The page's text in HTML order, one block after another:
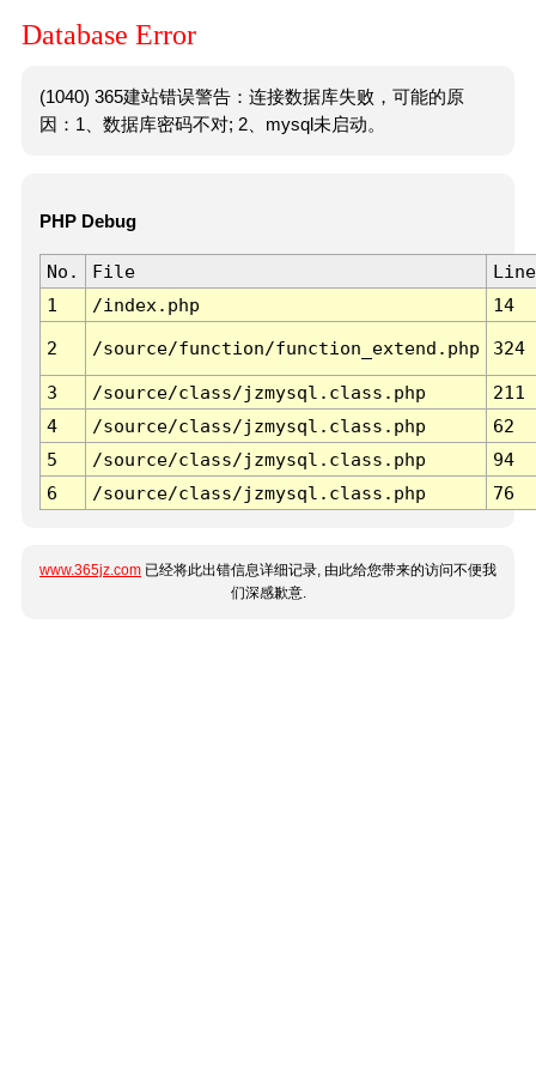
Database Error
(1040) 365建站错误警告：连接数据库失败，可能的原
因：1、数据库密码不对; 2、mysql未启动。
PHP Debug
No. File
Line
1
/index.php 14
2 /source/function/function_extend.php 324
3 /source/class/jzmysql.class.php
211
4
/source/class/jzmysql.class.php
62
5
/source/class/jzmysql.class.php
94
6
/source/class/jzmysql.class.php 76
www.365jz.com 已经将此出错信息详细记录, 由此给您带来的访问不便我
们深感歉意.